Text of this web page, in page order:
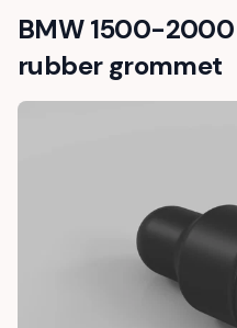
BMW 1500-
rubber grommet